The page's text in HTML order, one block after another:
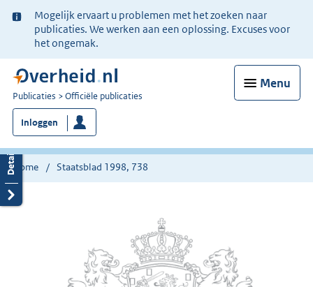
Ter
informatie:
Mogelijk ervaart u problemen met het zoeken naar
publicaties. We werken aan een oplossing. Excuses voor
het ongemak.
Menu
U
bent
nu
hier:
Publicaties Officiële publicaties
Inloggen
Home Staatsblad 1998, 738